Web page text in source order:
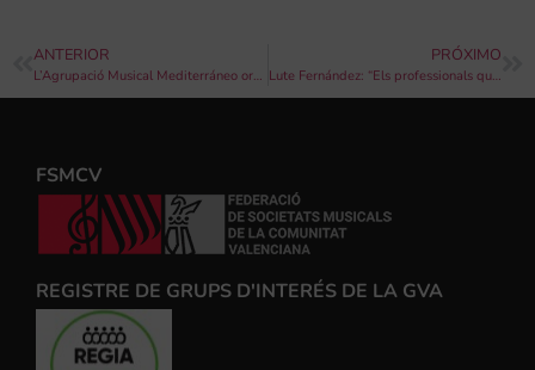
ANTERIOR
L’Agrupació Musical Mediterráneo organitza el VII Concurs de Tuba Ciutat de la Vila Joiosa
PRÓXIMO
Lute Fernández: “Els professionals que treballen en l’educació musical han de tenir unes condicions laborals dignes”
FSMCV
REGISTRE DE GRUPS D'INTERÉS DE LA GVA